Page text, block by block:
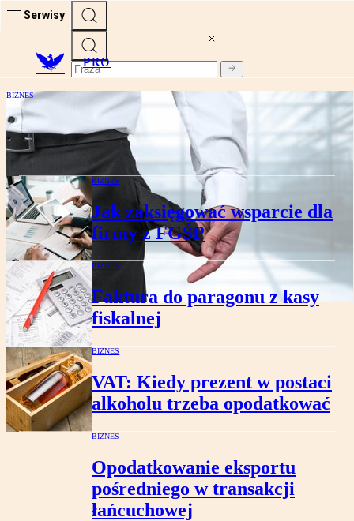
Serwisy
PRO
BIZNES
Niewypłacalność groźniejsza od
koronawirusa
BIZNES
Jak zaksięgować wsparcie dla
firmy z FGŚP
BIZNES
Faktura do paragonu z kasy
fiskalnej
BIZNES
VAT: Kiedy prezent w postaci
alkoholu trzeba opodatkować
BIZNES
Opodatkowanie eksportu
pośredniego w transakcji
łańcuchowej